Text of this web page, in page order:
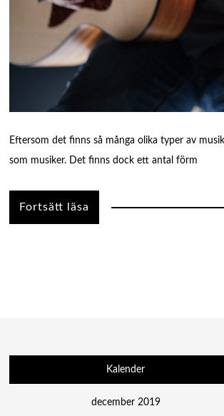
Eftersom det finns så många olika typer av
som musiker. Det finns dock ett antal förm
Kalender
december 2019